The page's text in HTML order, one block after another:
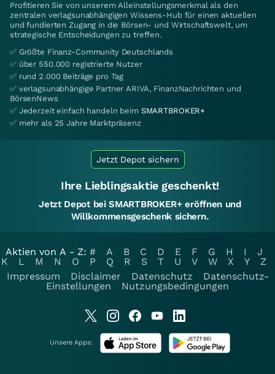
Profitieren Sie von unserem Alleinstellungsmerkmal als den
zentralen verlagsunabhängigen Wissens-Hub für einen aktuellen
und fundierten Zugang in die Börsen- und Wirtschaftswelt, um
strategische Entscheidungen zu treffen.
✅ Größte Finanz-Community Deutschlands
✅ über 550.000 registrierte Nutzer
✅ rund 2.000 Beiträge pro Tag
✅ verlagsunabhängige Partner ARIVA, FinanzNachrichten und
BörsenNews
✅ Jederzeit einfach handeln beim SMARTBROKER+
✅ mehr als 25 Jahre Marktpräsenz
Jetzt Depot sichern
Ihre Lieblingsaktie geschenkt!
Jetzt Depot bei SMARTBROKER+ eröffnen und
Willkommensgeschenk sichern.
Aktien von A - Z: # A B C D E F G H I
J
K
L M N O P Q R S T U V W X Y
Z
Impressum
Disclaimer Datenschutz
Datenschutz-
Einstellungen
Nutzungsbedingungen
Unsere Apps: